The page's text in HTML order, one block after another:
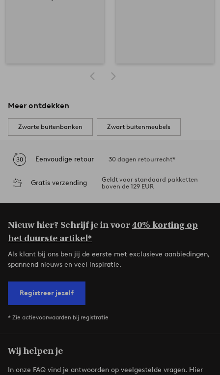
Meer ontdekken
Zwarte buitenbanken Zwart buitenmeubels
Eenvoudige retour 30 dagen retourrecht*
Gratis verzending
Geldt voor standaard pakketten
boven de 129 EUR
Nieuw hier? Schrijf je in voor40% korting op
het duurste artikel*
Als klant bij ons ben jij de eerste met exclusieve aanbiedingen,
spannend nieuws en veel inspiratie.
Registreer jezelf
* Zie actievoorwaarden bij registratie
Wij helpen je
In onze FAQ vind je antwoorden op veelgestelde vragen. Hier